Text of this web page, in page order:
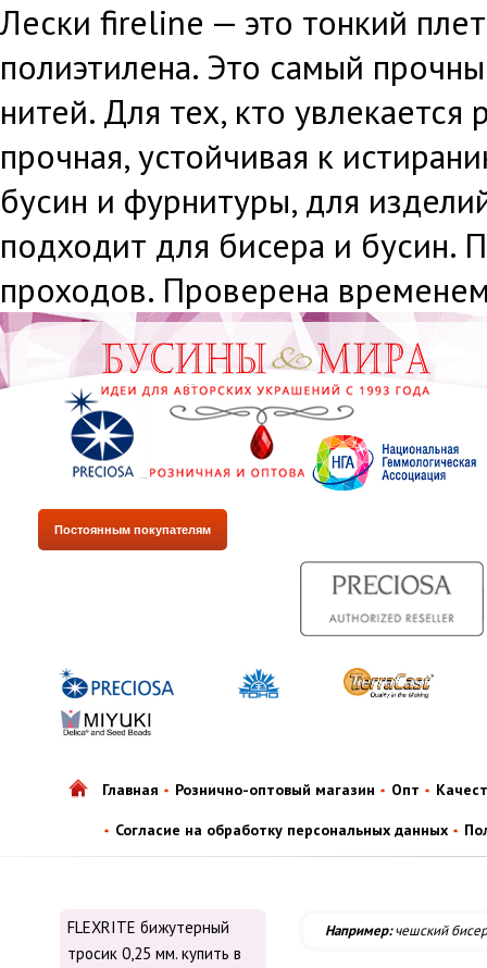
Лески fireline — это тонкий
полиэтилена. Это самый
нитей. Для тех, кто
прочная, устойчивая к
бусин и фурнитуры, для
подходит для бисера и бусин.
проходов. Проверена
Постоянным покупателям
Главная Рознично-оптовый магазин Опт
Согласие на обработку персональных данных
FLEXRITE бижутерный
тросик 0,25 мм. купить в
Например:чешский бисер